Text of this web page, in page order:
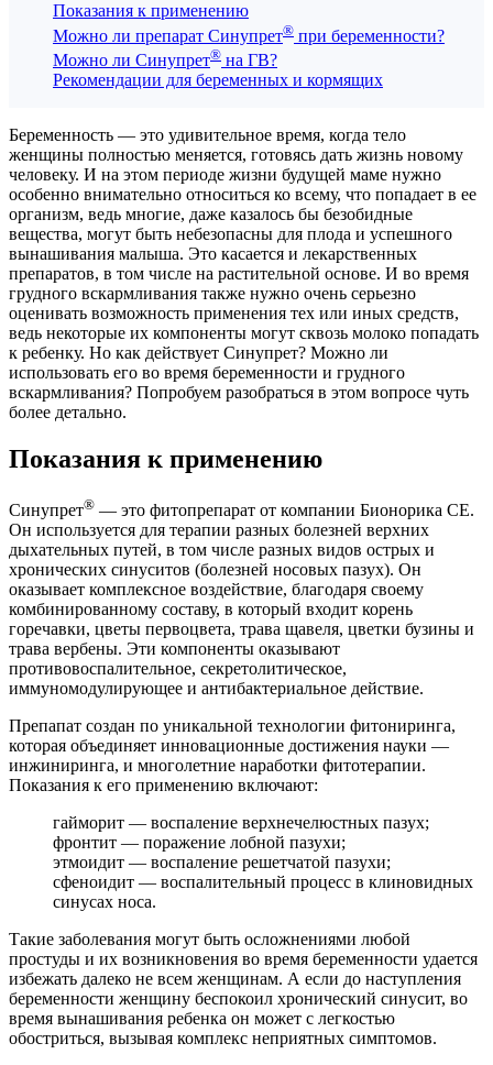
Показания к применению
Можно ли препарат Синупрет® при беременности?
Можно ли Синупрет® на ГВ?
Рекомендации для беременных и кормящих
Беременность — это удивительное время, когда тело
женщины полностью меняется, готовясь дать жизнь новому
человеку. И на этом периоде жизни будущей маме нужно
особенно внимательно относиться ко всему, что попадает в ее
организм, ведь многие, даже казалось бы безобидные
вещества, могут быть небезопасны для плода и успешного
вынашивания малыша. Это касается и лекарственных
препаратов, в том числе на растительной основе. И во время
грудного вскармливания также нужно очень серьезно
оценивать возможность применения тех или иных средств,
ведь некоторые их компоненты могут сквозь молоко попадать
к ребенку. Но как действует Синупрет? Можно ли
использовать его во время беременности и грудного
вскармливания? Попробуем разобраться в этом вопросе чуть
более детально.
Показания к применению
Синупрет® — это фитопрепарат от компании Бионорика СЕ.
Он используется для терапии разных болезней верхних
дыхательных путей, в том числе разных видов острых и
хронических синуситов (болезней носовых пазух). Он
оказывает комплексное воздействие, благодаря своему
комбинированному составу, в который входит корень
горечавки, цветы первоцвета, трава щавеля, цветки бузины и
трава вербены. Эти компоненты оказывают
противовоспалительное, секретолитическое,
иммуномодулирующее и антибактериальное действие.
Препапат создан по уникальной технологии фитониринга,
которая объединяет инновационные достижения науки —
инжиниринга, и многолетние наработки фитотерапии.
Показания к его применению включают:
гайморит — воспаление верхнечелюстных пазух;
фронтит — поражение лобной пазухи;
этмоидит — воспаление решетчатой пазухи;
сфеноидит — воспалительный процесс в клиновидных
синусах носа.
Такие заболевания могут быть осложнениями любой
простуды и их возникновения во время беременности удается
избежать далеко не всем женщинам. А если до наступления
беременности женщину беспокоил хронический синусит, во
время вынашивания ребенка он может с легкостью
обостриться, вызывая комплекс неприятных симптомов.